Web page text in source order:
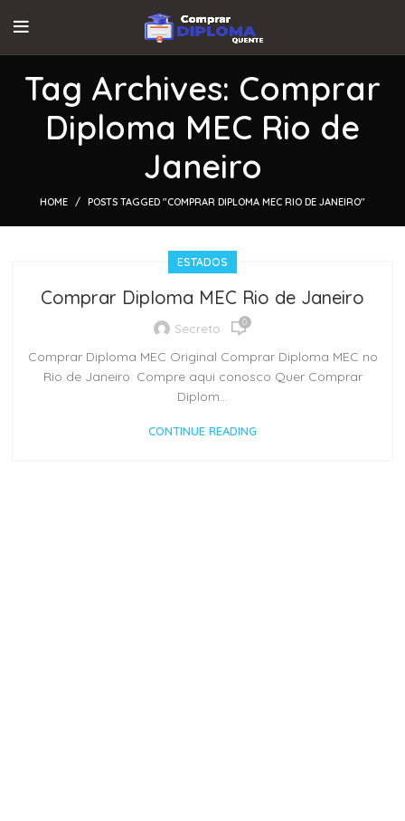
Tag Archives: Comprar
Diploma MEC Rio de
Janeiro
HOME POSTS TAGGED "COMPRAR DIPLOMA MEC RIO DE JANEIRO"
ESTADOS
Comprar Diploma MEC Rio de Janeiro
Secreto 0
Comprar Diploma MEC Original Comprar Diploma MEC no
Rio de Janeiro: Compre aqui conosco Quer Comprar
Diplom...
CONTINUE READING